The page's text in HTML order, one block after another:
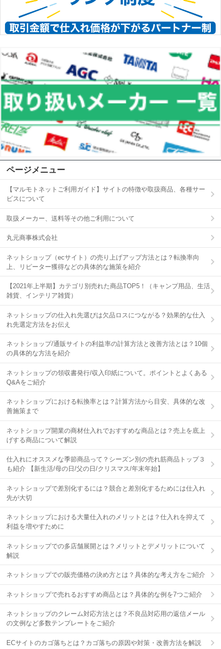
ページメニュー
【マルモトネットご利用ガイド】サイトの特徴や取扱商品、各種サー
ビスについて
取扱メーカー、送料等その他ご利用について
丸元商事株式会社
ネットショップ（ecサイト）の売り上げアップ方法とは？転換率向
上、リピーター獲得などの具体的な施策を紹介
【2021年上半期】カテゴリ別売れた商品TOP5！（キャンプ用品、生活
雑貨、インテリア雑貨）
ネットショップの仕入れ先選びは欠品ロスにつながる？効果的な仕入
れ先選定方法をお伝え
ネットショップ/通販サイトの利益率の計算方法と改善方法とは？10個
の具体的な方法を紹介
ネットショップの領収書発行/収入印紙について。ポイントとよくある
Q&Aをご紹介
ネットショップにおける転換率とは？計算方法から目安、具体的な改
善施策まで
ネットショップ開業の商材仕入れでおすすめな商品とは？売上を底上
げする商品について解説
仕入れにオススメな季節商品って？シーズン別の売れ筋商品トップ３
も紹介 【新生活/母の日/父の日/クリスマス/年末年始】
ネットショップで差別化するには？競合と差別化するためには仕入れ
先が大切
ネットショップにおける大量仕入れのメリットとは？仕入れを抑えて
利益を増やすために
ネットショップでの多店舗展開とは？メリットとデメリットについて
解説
ネットショップでの販売価格の決め方とは？具体的な考え方をご紹介
ネットショップで売れるおすすめ商品とは？具体的な例を7つご紹介
ネットショップのクレーム対応方法とは？不良品対応用の返信メール
の文例など多数テンプレートをご紹介
ECサイトのカゴ落ちとは？カゴ落ちの原因や対策・改善方法を解説